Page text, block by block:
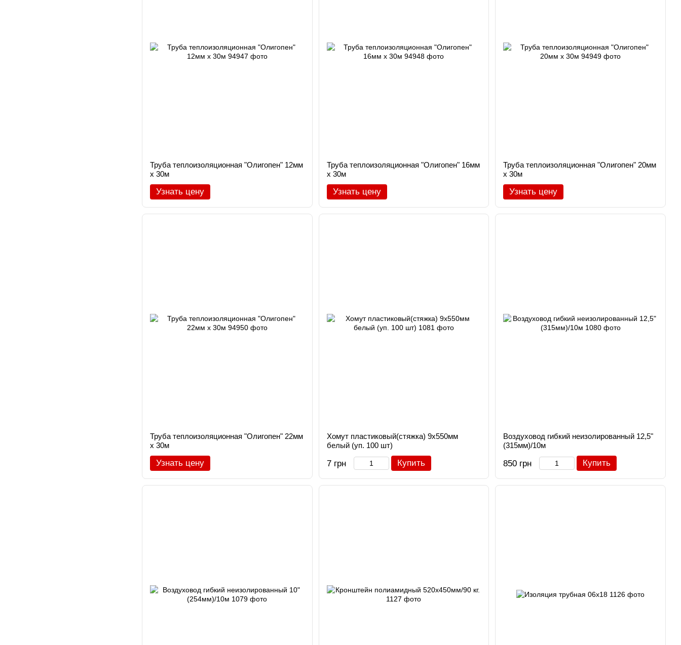
Труба теплоизоляционная "Олигопен" 12мм
х 30м
Узнать цену
Труба теплоизоляционная "Олигопен" 16мм
х 30м
Узнать цену
Труба теплоизоляционная "Олигопен" 20мм
х 30м
Узнать цену
Труба теплоизоляционная "Олигопен" 22мм
х 30м
Узнать цену
Хомут пластиковый(стяжка) 9х550мм
белый (уп. 100 шт)
7 грн Купить
Воздуховод гибкий неизолированный 12,5"
(315мм)/10м
850 грн Купить